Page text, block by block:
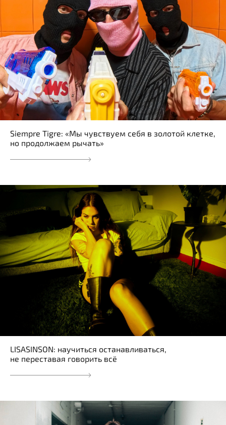
Siempre Tigre: «Мы чувствуем себя в золотой клетке,
но продолжаем рычать»
LISASINSON: научиться останавливаться,
не переставая говорить всё